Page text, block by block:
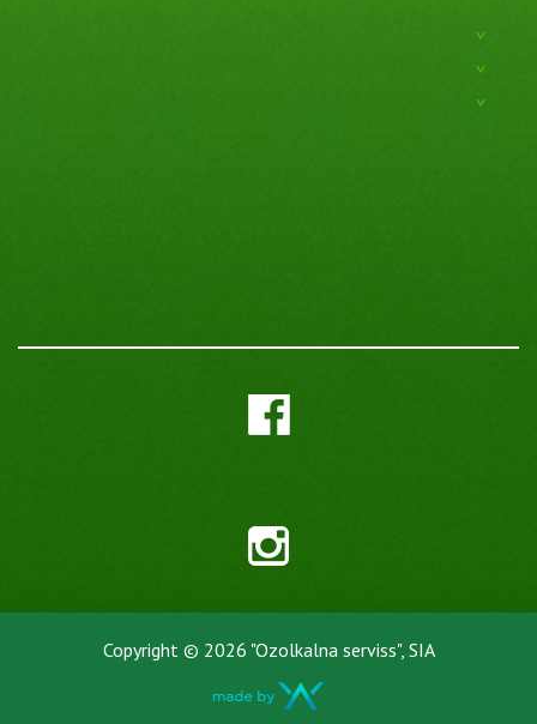
^
^
^
Copyright © 2026 "Ozolkalna serviss", SIA